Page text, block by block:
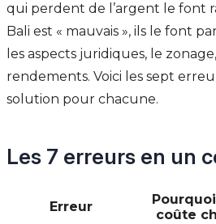
qui perdent de l’argent le font
Bali est « mauvais », ils le font
les aspects juridiques, le
rendements. Voici les sept
solution pour chacune.
Les 7 erreurs en un
Erreur
coûte